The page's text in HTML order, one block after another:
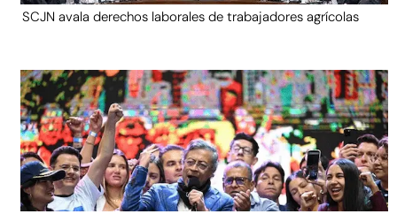
SCJN avala derechos laborales de trabajadores agrícolas